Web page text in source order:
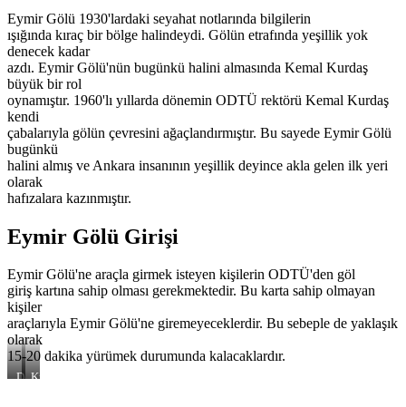
Eymir Gölü 1930'lardaki seyahat notlarında bilgilerin
ışığında kıraç bir bölge halindeydi. Gölün etrafında yeşillik yok
denecek kadar
azdı. Eymir Gölü'nün bugünkü halini almasında Kemal Kurdaş
büyük bir rol
oynamıştır. 1960'lı yıllarda dönemin ODTÜ rektörü Kemal Kurdaş
kendi
çabalarıyla gölün çevresini ağaçlandırmıştır. Bu sayede Eymir Gölü
bugünkü
halini almış ve Ankara insanının yeşillik deyince akla gelen ilk yeri
olarak
hafızalara kazınmıştır.
Eymir Gölü Girişi
Eymir Gölü'ne araçla girmek isteyen kişilerin ODTÜ'den göl
giriş kartına sahip olması gerekmektedir. Bu karta sahip olmayan
kişiler
araçlarıyla Eymir Gölü'ne giremeyeceklerdir. Bu sebeple de yaklaşık
olarak
15-20 dakika yürümek durumunda kalacaklardır.
Donmuş
Kış